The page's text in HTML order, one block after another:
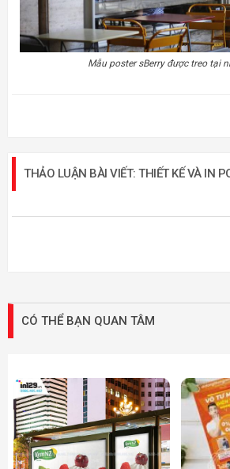
Mẫu poster sBerry được treo tại
THẢO LUẬN BÀI VIẾT: THIẾT KẾ VÀ IN
CÓ THỂ BẠN QUAN TÂM